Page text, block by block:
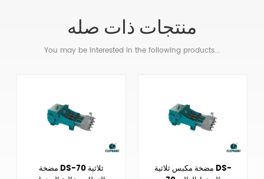
منتجات ذات صله
You may be interested in the following products...
مضخة DS-70 ثلاثية
مضخة مكبس ثلاثية DS-